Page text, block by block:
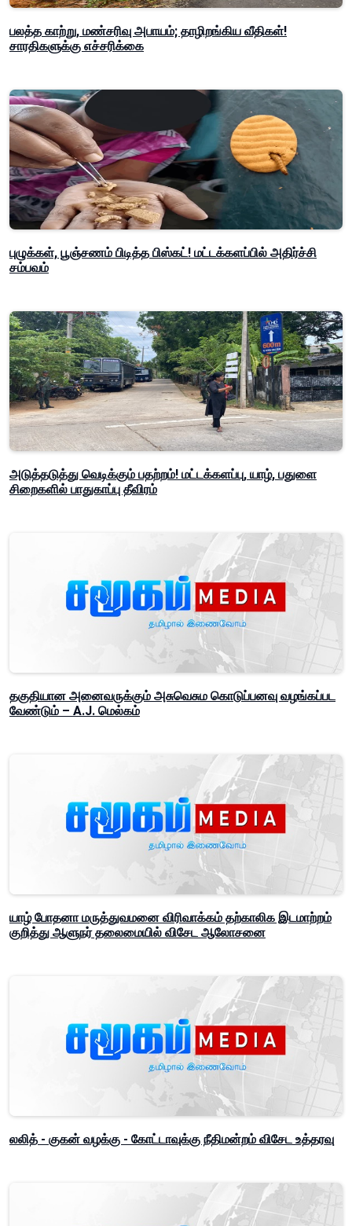
பலத்த காற்று, மண்சரிவு அபாயம்; தாழிறங்கிய வீதிகள்!
சாரதிகளுக்கு எச்சரிக்கை
புழுக்கள், பூஞ்சணம் பிடித்த பிஸ்கட்! மட்டக்களப்பில் அதிர்ச்சி
சம்பவம்
அடுத்தடுத்து வெடிக்கும் பதற்றம்! மட்டக்களப்பு, யாழ், பதுளை
சிறைகளில் பாதுகாப்பு தீவிரம்
தகுதியான அனைவருக்கும் அசுவெசும கொடுப்பனவு வழங்கப்பட
வேண்டும் – A.J. மெல்கம்
யாழ் போதனா மருத்துவமனை விரிவாக்கம் தற்காலிக இடமாற்றம்
குறித்து ஆளுநர் தலைமையில் விசேட ஆலோசனை
லலித் - குகன் வழக்கு - கோட்டாவுக்கு நீதிமன்றம் விசேட உத்தரவு